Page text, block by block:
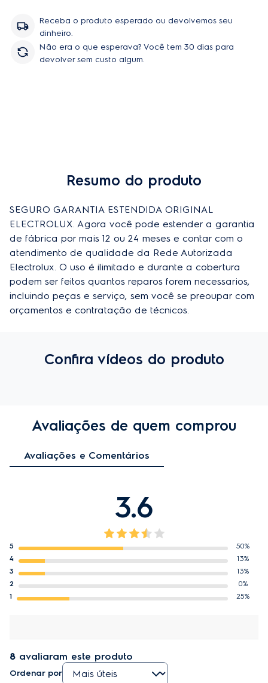
Receba o produto esperado ou devolvemos seu
dinheiro.
Não era o que esperava? Você tem 30 dias para
devolver sem custo algum.
Comprar
Resumo do produto
SEGURO GARANTIA ESTENDIDA ORIGINAL
ELECTROLUX. Agora você pode estender a garantia
de fábrica por mais 12 ou 24 meses e contar com o
atendimento de qualidade da Rede Autorizada
Electrolux. O uso é ilimitado e durante a cobertura
podem ser feitos quantos reparos forem necessarios,
incluindo peças e serviço, sem você se preoupar com
orçamentos e contratação de técnicos.
Confira vídeos do produto
Avaliações de quem comprou
Avaliações e Comentários
3.6
5
50%
4
13%
3
13%
2
0%
1
25%
8 avaliaram este produto
Ordenar por